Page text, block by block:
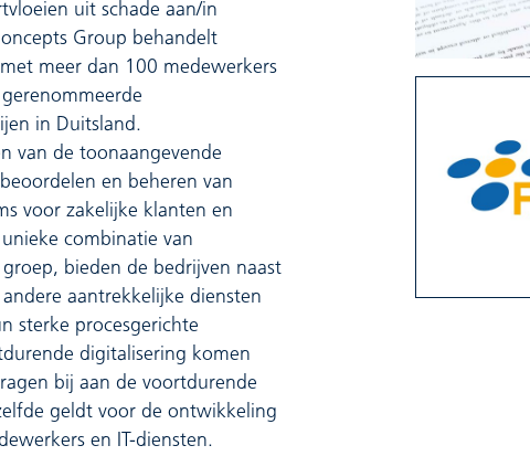
uit schade aan/in
Group behandelt
meer dan 100 medewerkers
in Duitsland.
van de toonaangevende
en beheren van
voor zakelijke klanten en
combinatie van
bieden de bedrijven naast
aantrekkelijke diensten
sterke procesgerichte
digitalisering komen
bij aan de voortdurende
geldt voor de ontwikkeling
en IT-diensten.